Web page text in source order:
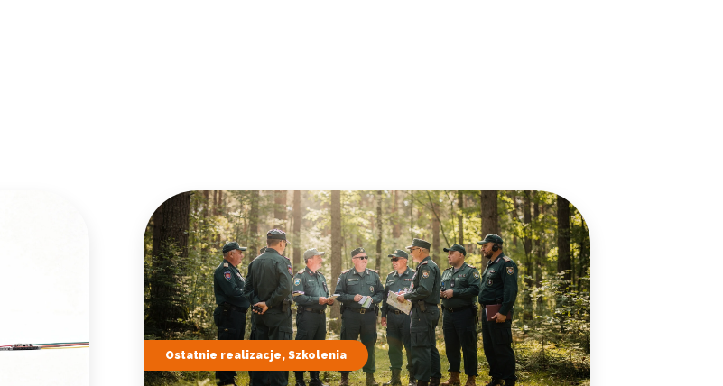
Ostatnie realizacje, Szkolenia